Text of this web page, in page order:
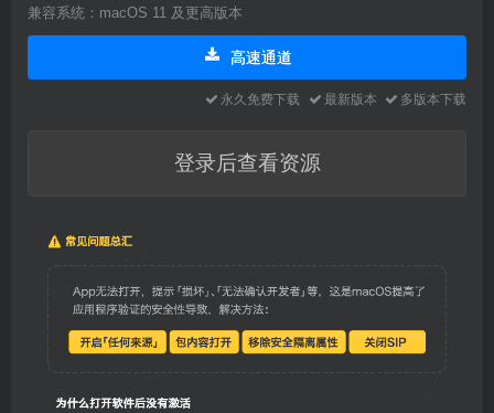
兼容系统：macOS 11 及更高版本
高速通道
永久免费下载 最新版本 多版本下载
登录后查看资源